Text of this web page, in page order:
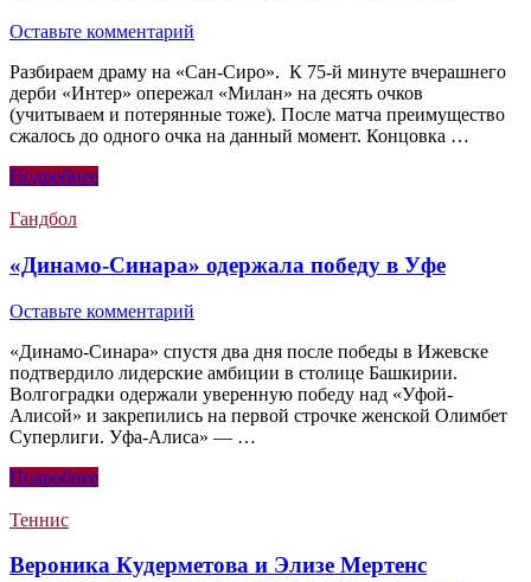
Оставьте комментарий
Разбираем драму на «Сан-Сиро». К 75-й минуте вчерашнего
дерби «Интер» опережал «Милан» на десять очков
(учитываем и потерянные тоже). После матча преимущество
сжалось до одного очка на данный момент. Концовка …
Подробнее
Гандбол
«Динамо-Синара» одержала победу в Уфе
Оставьте комментарий
«Динамо-Синара» спустя два дня после победы в Ижевске
подтвердило лидерские амбиции в столице Башкирии.
Волгоградки одержали уверенную победу над «Уфой-
Алисой» и закрепились на первой строчке женской Олимбет
Суперлиги. Уфа-Алиса» — …
Подробнее
Теннис
Вероника Кудерметова и Элизе Мертенс